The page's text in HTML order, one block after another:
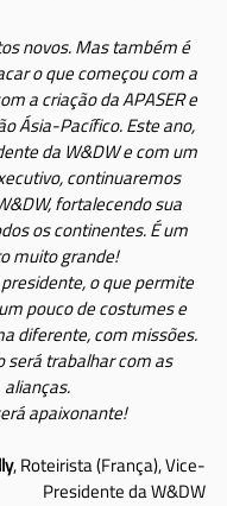
novos. Mas também é
o que começou com a
a criação da APASER e
Ásia-Pacífico. Este ano,
da W&DW e com um
continuaremos
fortalecendo sua
os continentes. É um
muito grande!
o que permite
pouco de costumes e
diferente, com missões.
será trabalhar com as
alianças.
apaixonante!
, Roteirista (França), Vice-
Presidente da W&DW